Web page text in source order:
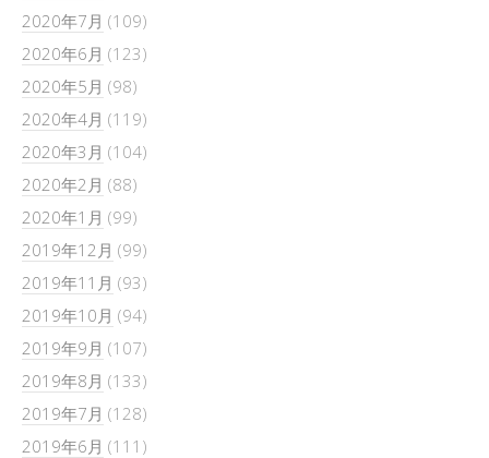
2020年7月 (109)
2020年6月 (123)
2020年5月 (98)
2020年4月 (119)
2020年3月 (104)
2020年2月 (88)
2020年1月 (99)
2019年12月 (99)
2019年11月 (93)
2019年10月 (94)
2019年9月 (107)
2019年8月 (133)
2019年7月 (128)
2019年6月 (111)